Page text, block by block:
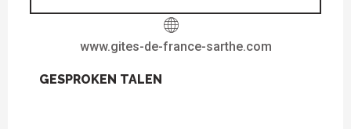
www.gites-de-france-sarthe.com
GESPROKEN TALEN
GESPROKEN TALEN